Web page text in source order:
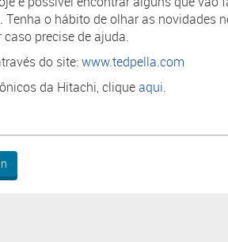
o hábito de olhar as novidades
precise de ajuda.
do site:www.tedpella.com
da Hitachi, cliqueaqui.